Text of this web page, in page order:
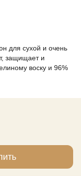
для сухой и очень
защищает и
воску и 96%